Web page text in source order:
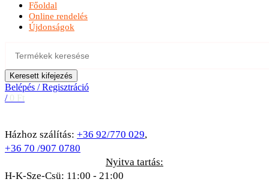
Főoldal
Online rendelés
Újdonságok
Keresett kifejezés
Belépés / Regisztráció
/ 0 Ft
Házhoz szálítás: +36 92/770 029,
+36 70 /907 0780
Nyitva tartás:
H-K-Sze-Csü: 11:00 - 21:00